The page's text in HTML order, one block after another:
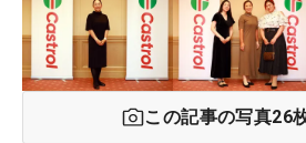
この記事の写真26